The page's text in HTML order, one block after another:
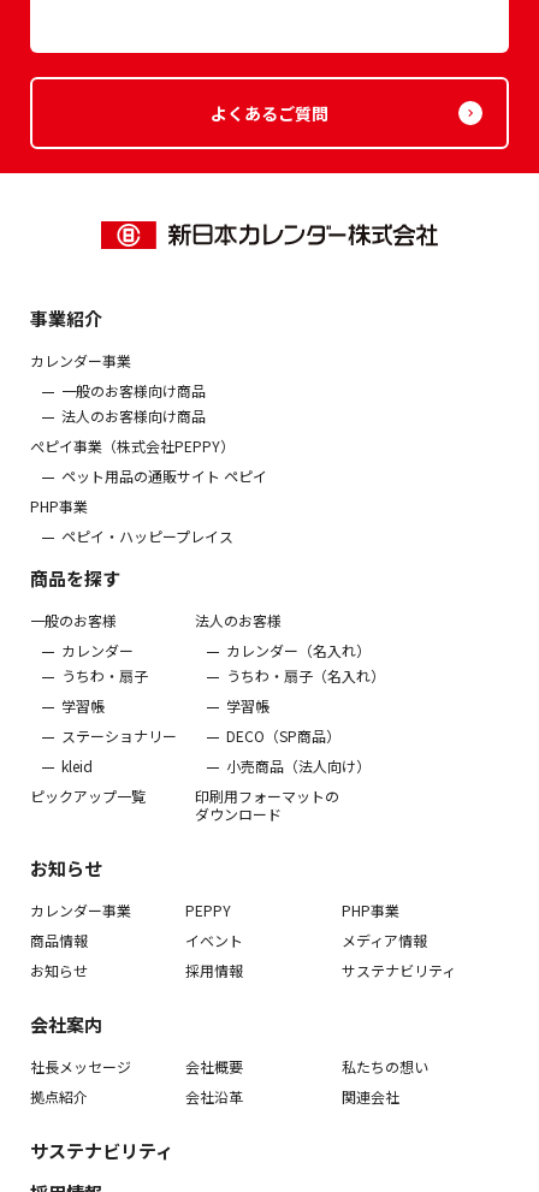
よくあるご質問
事業紹介
カレンダー事業
一般のお客様向け商品
法人のお客様向け商品
ぺピイ事業（株式会社PEPPY）
ペット用品の通販サイト ペピイ
PHP事業
ペピイ・ハッピープレイス
商品を探す
一般のお客様
カレンダー
うちわ・扇子
学習帳
ステーショナリー
kleid
ピックアップ一覧
法人のお客様
カレンダー（名入れ）
うちわ・扇子（名入れ）
学習帳
DECO（SP商品）
小売商品（法人向け）
印刷用フォーマットの
ダウンロード
お知らせ
カレンダー事業 PEPPY
PHP事業
商品情報
イベント
メディア情報
お知らせ
採用情報 サステナビリティ
会社案内
社長メッセージ 会社概要
私たちの想い
拠点紹介
会社沿革 関連会社
サステナビリティ